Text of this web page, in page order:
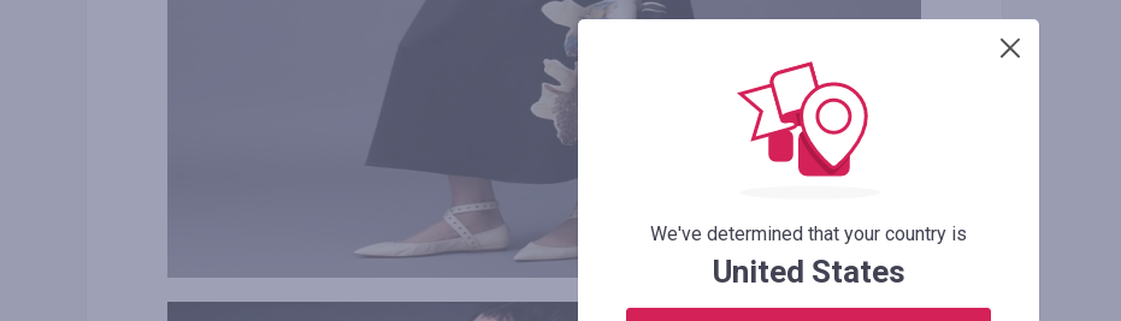
We've determined that your country is
United States